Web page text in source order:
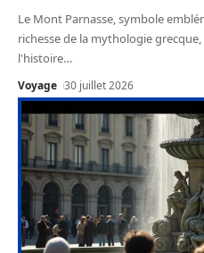
Le Mont Parnasse, symbole
richesse de la mythologie
l'histoire…
Voyage 30 juillet 2026